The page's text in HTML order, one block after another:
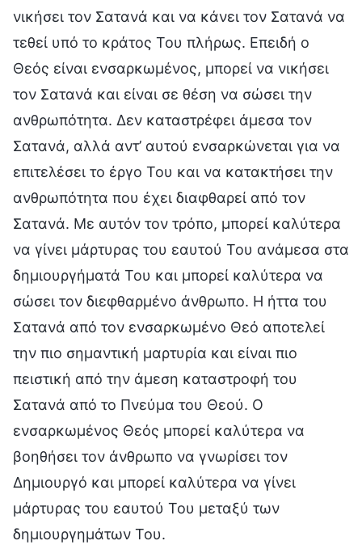
νικήσει τον Σατανά και να κάνει τον Σατανά να
τεθεί υπό το κράτος Του πλήρως. Επειδή ο
Θεός είναι ενσαρκωμένος, μπορεί να νικήσει
τον Σατανά και είναι σε θέση να σώσει την
ανθρωπότητα. Δεν καταστρέφει άμεσα τον
Σατανά, αλλά αντ’ αυτού ενσαρκώνεται για να
επιτελέσει το έργο Του και να κατακτήσει την
ανθρωπότητα που έχει διαφθαρεί από τον
Σατανά. Με αυτόν τον τρόπο, μπορεί καλύτερα
να γίνει μάρτυρας του εαυτού Του ανάμεσα στα
δημιουργήματά Του και μπορεί καλύτερα να
σώσει τον διεφθαρμένο άνθρωπο. Η ήττα του
Σατανά από τον ενσαρκωμένο Θεό αποτελεί
την πιο σημαντική μαρτυρία και είναι πιο
πειστική από την άμεση καταστροφή του
Σατανά από το Πνεύμα του Θεού. Ο
ενσαρκωμένος Θεός μπορεί καλύτερα να
βοηθήσει τον άνθρωπο να γνωρίσει τον
Δημιουργό και μπορεί καλύτερα να γίνει
μάρτυρας του εαυτού Του μεταξύ των
δημιουργημάτων Του.